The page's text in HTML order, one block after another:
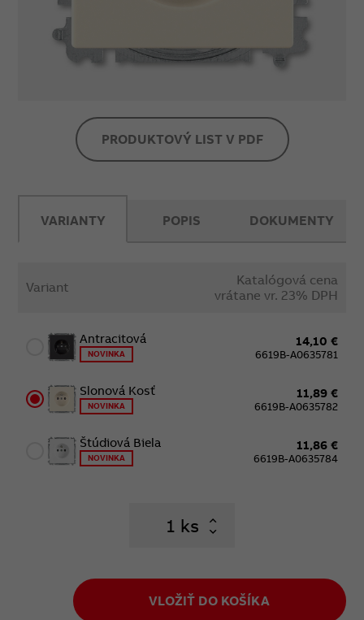
PRODUKTOVÝ LIST V PDF
VARIANTY
Variant
Katalógová cena
vrátane vr. 23% DPH
Antracitová
NOVINKA
14,10 €
6619B-A0635781
Slonová Kosť
NOVINKA
11,89 €
6619B-A0635782
Štúdiová Biela
NOVINKA
11,86 €
6619B-A0635784
ks
VLOŽIŤ DO KOŠÍKA
POPIS DOKUMENTY